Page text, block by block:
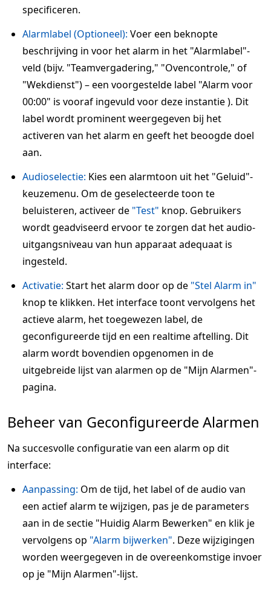
specificeren.
Alarmlabel (Optioneel): Voer een beknopte
beschrijving in voor het alarm in het "Alarmlabel"-
veld (bijv. "Teamvergadering," "Ovencontrole," of
"Wekdienst") – een voorgestelde label "Alarm voor
00:00" is vooraf ingevuld voor deze instantie ). Dit
label wordt prominent weergegeven bij het
activeren van het alarm en geeft het beoogde doel
aan.
Audioselectie: Kies een alarmtoon uit het "Geluid"-
keuzemenu. Om de geselecteerde toon te
beluisteren, activeer de "Test" knop. Gebruikers
wordt geadviseerd ervoor te zorgen dat het audio-
uitgangsniveau van hun apparaat adequaat is
ingesteld.
Activatie: Start het alarm door op de "Stel Alarm in"
knop te klikken. Het interface toont vervolgens het
actieve alarm, het toegewezen label, de
geconfigureerde tijd en een realtime aftelling. Dit
alarm wordt bovendien opgenomen in de
uitgebreide lijst van alarmen op de "Mijn Alarmen"-
pagina.
Beheer van Geconfigureerde Alarmen
Na succesvolle configuratie van een alarm op dit
interface:
Aanpassing: Om de tijd, het label of de audio van
een actief alarm te wijzigen, pas je de parameters
aan in de sectie "Huidig Alarm Bewerken" en klik je
vervolgens op "Alarm bijwerken". Deze wijzigingen
worden weergegeven in de overeenkomstige invoer
op je "Mijn Alarmen"-lijst.